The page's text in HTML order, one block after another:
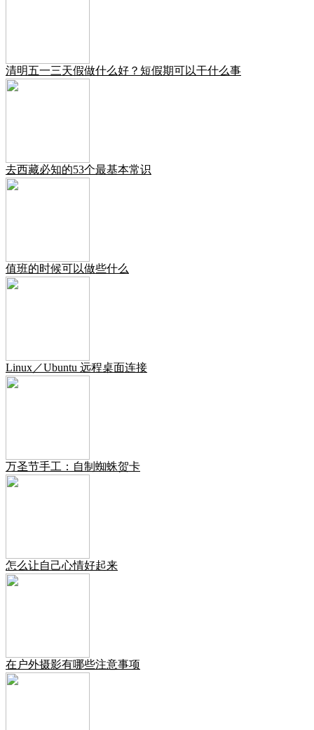
清明五一三天假做什么好？短假期可以干什么事
去西藏必知的53个最基本常识
值班的时候可以做些什么
Linux／Ubuntu 远程桌面连接
万圣节手工：自制蜘蛛贺卡
怎么让自己心情好起来
在户外摄影有哪些注意事项